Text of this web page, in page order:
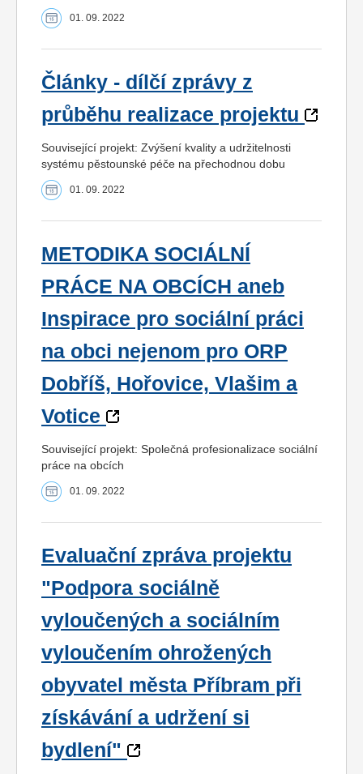
01. 09. 2022
Články - dílčí zprávy z
průběhu realizace projektu
Související projekt: Zvýšení kvality a udržitelnosti
systému pěstounské péče na přechodnou dobu
01. 09. 2022
METODIKA SOCIÁLNÍ
PRÁCE NA OBCÍCH aneb
Inspirace pro sociální práci
na obci nejenom pro ORP
Dobříš, Hořovice, Vlašim a
Votice
Související projekt: Společná profesionalizace sociální
práce na obcích
01. 09. 2022
Evaluační zpráva projektu
"Podpora sociálně
vyloučených a sociálním
vyloučením ohrožených
obyvatel města Příbram při
získávání a udržení si
bydlení"